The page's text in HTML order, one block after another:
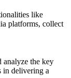
like
platforms, collect
analyze the key
in delivering a